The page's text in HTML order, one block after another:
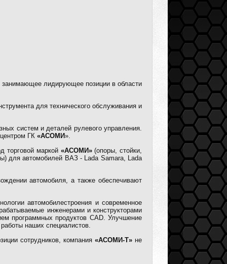
занимающее лидирующее позиции в области
для технического обслуживания и
систем и деталей рулевого управления.
ГК «АСОМИ».
торговой маркой «АСОМИ»(опоры, стойки,
для автомобилей ВАЗ - Lada Samara, Lada
автомобиля, а также обеспечивают
автомобилестроения и современное
инженерами и конструкторами
программных продуктов CAD. Улучшение
наших специалистов.
сотрудников, компания «АСОМИ-Т»не